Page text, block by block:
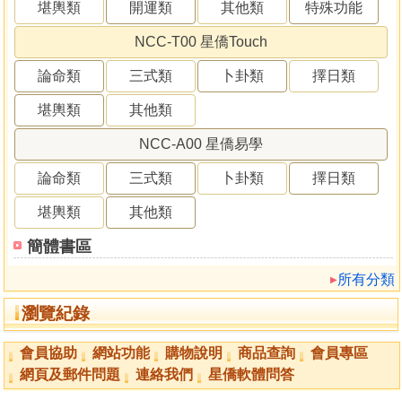
堪輿類 開運類 其他類 特殊功能
NCC-T00 星僑Touch
論命類 三式類 卜卦類 擇日類
堪輿類 其他類
NCC-A00 星僑易學
論命類 三式類 卜卦類 擇日類
堪輿類 其他類
簡體書區
所有分類
瀏覽紀錄
會員協助 網站功能 購物說明 商品查詢
會員專區
網頁及郵件問題
連絡我們 星僑軟體問答